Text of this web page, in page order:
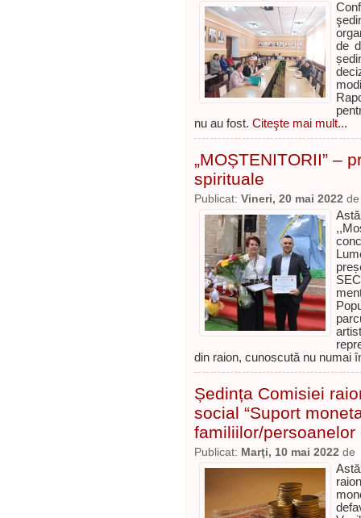
de
nu au fost. Citeşte mai mult...
„MOȘTENITORII” –
spirituale
Publicat: Vineri, 20 mai 2022
din raion, cunoscută nu numai
Ședința Comisiei
social “Suport
familiilor/persoanelor
Publicat: Marţi, 10 mai 2022 de